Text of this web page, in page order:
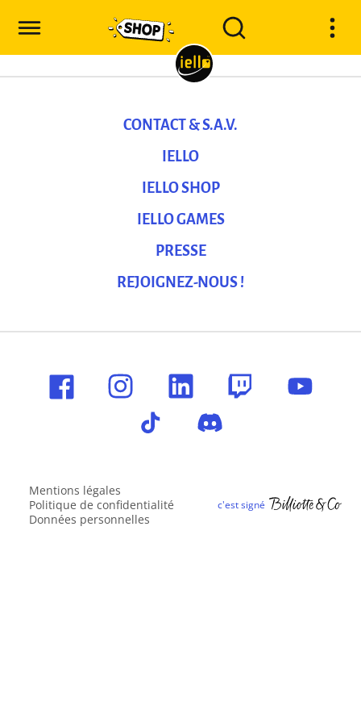
CONTACT & S.A.V.
IELLO
IELLO SHOP
IELLO GAMES
PRESSE
REJOIGNEZ-NOUS !
Mentions légales
Politique de confidentialité
Données personnelles